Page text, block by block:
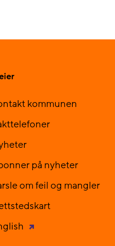
kommunen
på nyheter
om feil og mangler